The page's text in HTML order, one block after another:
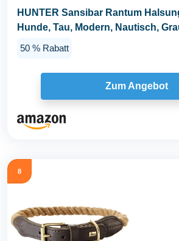
HUNTER Sansibar Rantum
Hunde, Tau, Modern, Nautisch,
50 % Rabatt
Zum Angebot
8